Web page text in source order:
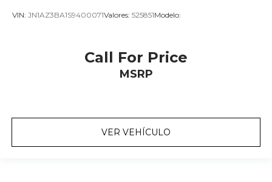
VIN: JN1AZ3BA1S9400071Valores: 525851Modelo:
Call For Price
MSRP
VER VEHÍCULO